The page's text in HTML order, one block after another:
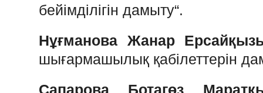
бейімділігін дамыту“.
Нұғманова
Жанар
шығармашылық қабілеттерін
Сапарова
Ботагөз